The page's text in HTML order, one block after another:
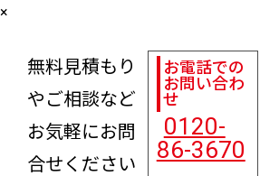
無料見積もり
やご相談など
お気軽にお問
合せください
お電話での
お問い合わ
せ
0120-
86-3670
×